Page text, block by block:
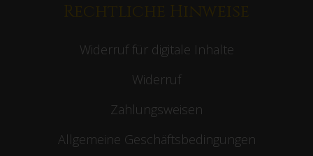
Rechtliche Hinweise
Widerruf für digitale Inhalte
Widerruf
Zahlungsweisen
Allgemeine Geschäftsbedingungen